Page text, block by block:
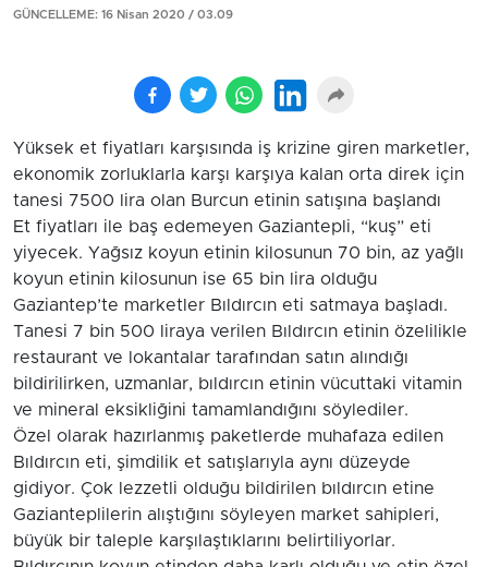
GÜNCELLEME: 16 Nisan 2020 / 03.09
Yüksek et fiyatları karşısında iş krizine giren marketler,
ekonomik zorluklarla karşı karşıya kalan orta direk için
tanesi 7500 lira olan Burcun etinin satışına başlandı
Et fiyatları ile baş edemeyen Gaziantepli, “kuş” eti
yiyecek. Yağsız koyun etinin kilosunun 70 bin, az yağlı
koyun etinin kilosunun ise 65 bin lira olduğu
Gaziantep’te marketler Bıldırcın eti satmaya başladı.
Tanesi 7 bin 500 liraya verilen Bıldırcın etinin özelilikle
restaurant ve lokantalar tarafından satın alındığı
bildirilirken, uzmanlar, bıldırcın etinin vücuttaki vitamin
ve mineral eksikliğini tamamlandığını söylediler.
Özel olarak hazırlanmış paketlerde muhafaza edilen
Bıldırcın eti, şimdilik et satışlarıyla aynı düzeyde
gidiyor. Çok lezzetli olduğu bildirilen bıldırcın etine
Gazianteplilerin alıştığını söyleyen market sahipleri,
büyük bir taleple karşılaştıklarını belirtiliyorlar.